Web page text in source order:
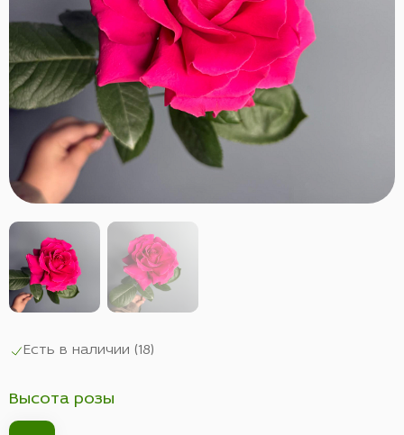
Есть в наличии (18)
Высота розы